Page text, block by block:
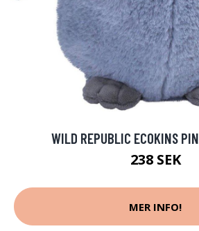
WILD REPUBLIC ECOKINS
238 SEK
MER INFO!